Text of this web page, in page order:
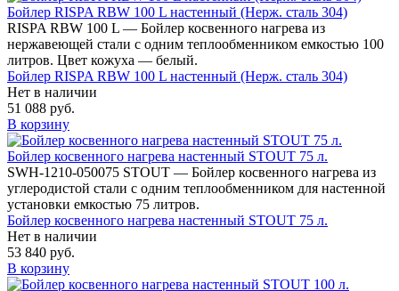
Бойлер RISPA RBW 100 L настенный (Нерж. сталь 304)
RISPA RBW 100 L — Бойлер косвенного нагрева из
нержавеющей стали с одним теплообменником емкостью 100
литров. Цвет кожуха — белый.
Бойлер RISPA RBW 100 L настенный (Нерж. сталь 304)
Нет в наличии
51 088 руб.
В корзину
Бойлер косвенного нагрева настенный STOUT 75 л.
SWH-1210-050075 STOUT — Бойлер косвенного нагрева из
углеродистой стали с одним теплообменником для настенной
установки емкостью 75 литров.
Бойлер косвенного нагрева настенный STOUT 75 л.
Нет в наличии
53 840 руб.
В корзину